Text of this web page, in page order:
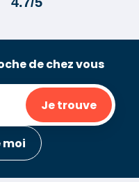
de chez vous
Je trouve
moi